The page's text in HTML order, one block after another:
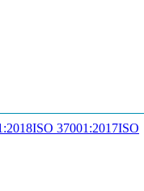
ISO 37001:2017ISO